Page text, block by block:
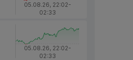
05.08.26, 22:02-
02:33
05.08.26, 22:02-
02:33